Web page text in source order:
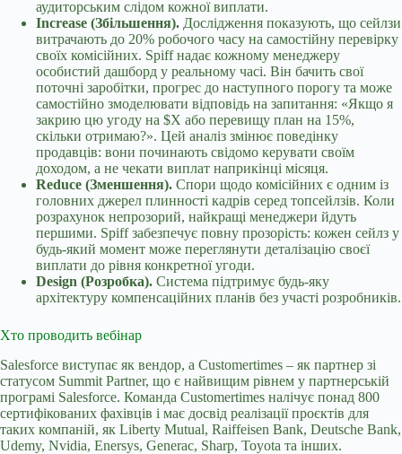
аудиторським слідом кожної виплати.
Increase (Збільшення). Дослідження показують, що сейлзи
витрачають до 20% робочого часу на самостійну перевірку
своїх комісійних. Spiff надає кожному менеджеру
особистий дашборд у реальному часі. Він бачить свої
поточні заробітки, прогрес до наступного порогу та може
самостійно змоделювати відповідь на запитання: «Якщо я
закрию цю угоду на $X або перевищу план на 15%,
скільки отримаю?». Цей аналіз змінює поведінку
продавців: вони починають свідомо керувати своїм
доходом, а не чекати виплат наприкінці місяця.
Reduce (Зменшення). Спори щодо комісійних є одним із
головних джерел плинності кадрів серед топсейлзів. Коли
розрахунок непрозорий, найкращі менеджери йдуть
першими. Spiff забезпечує повну прозорість: кожен сейлз у
будь-який момент може переглянути деталізацію своєї
виплати до рівня конкретної угоди.
Design (Розробка). Система підтримує будь-яку
архітектуру компенсаційних планів без участі розробників.
Хто проводить вебінар
Salesforce виступає як вендор, а Customertimes – як партнер зі
статусом Summit Partner, що є найвищим рівнем у партнерській
програмі Salesforce. Команда Customertimes налічує понад 800
сертифікованих фахівців і має досвід реалізації проєктів для
таких компаній, як Liberty Mutual, Raiffeisen Bank, Deutsche Bank,
Udemy, Nvidia, Enersys, Generac, Sharp, Toyota та інших.